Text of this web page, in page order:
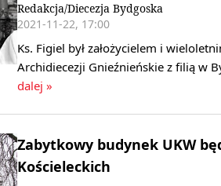
Redakcja/Diecezja Bydgoska
2021-11-22, 17:00
Ks. Figiel był założycielem i
Archidiecezji Gnieźnieńskie z filią w
dalej »
Zabytkowy budynek UKW
Kościeleckich